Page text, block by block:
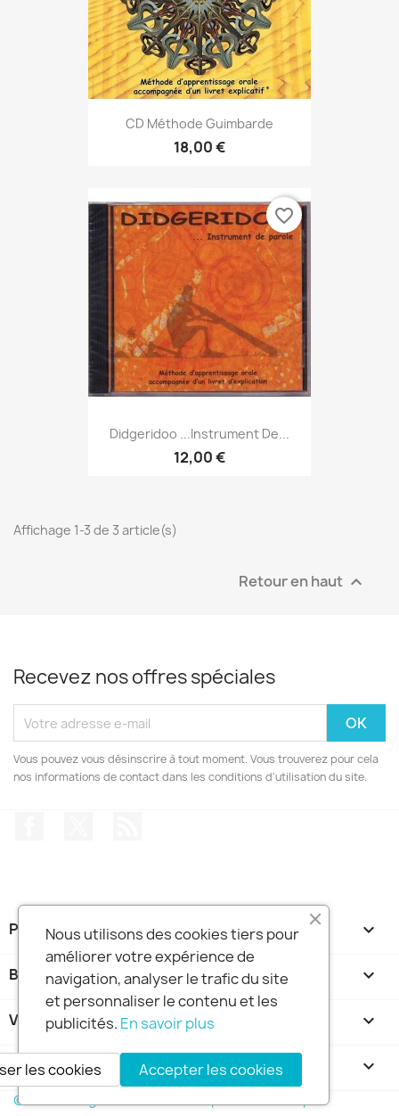
CD Méthode Guimbarde
18,00 €
Didgeridoo ...Instrument De...
12,00 €
favorite_border
Affichage 1-3 de 3 article(s)
Retour en haut 
Recevez nos offres spéciales
Vous pouvez vous désinscrire à tout moment. Vous trouverez pour cela
nos informations de contact dans les conditions d'utilisation du site.
PRODUITS 
BOUTIQUE FRANCE DIDGERIDOO 
VOTRE COMPTE 
INFORMATIONS keyboard_arrow_down
© 2026 - Logiciel e-commerce par PrestaShop™
Nous utilisons des cookies tiers pour
améliorer votre expérience de
navigation, analyser le trafic du site
et personnaliser le contenu et les
publicités. En savoir plus
Accepter les cookies
les cookies